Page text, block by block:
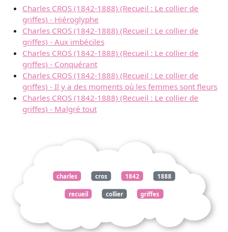
Charles CROS (1842-1888) (Recueil : Le collier de
griffes) - Hiéroglyphe
Charles CROS (1842-1888) (Recueil : Le collier de
griffes) - Aux imbéciles
Charles CROS (1842-1888) (Recueil : Le collier de
griffes) - Conquérant
Charles CROS (1842-1888) (Recueil : Le collier de
griffes) - Il y a des moments où les femmes sont fleurs
Charles CROS (1842-1888) (Recueil : Le collier de
griffes) - Malgré tout
charles cros 1842 1888
recueil collier griffes